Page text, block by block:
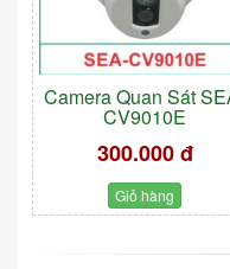
Camera Quan Sát
CV9010E
300.000 đ
Giỏ hàng